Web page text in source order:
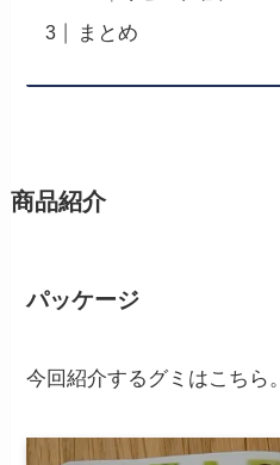
まとめ
商品紹介
パッケージ
今回紹介するグミはこちら。